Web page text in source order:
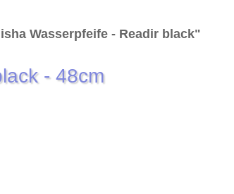
Wasserpfeife - Readir black"
- 48cm